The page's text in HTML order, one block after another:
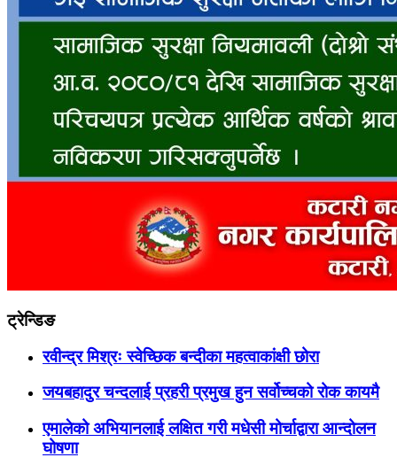
ट्रेन्डिङ
रवीन्द्र मिश्रः स्वेच्छिक बन्दीका महत्वाकांक्षी छोरा
जयबहादुर चन्दलाई प्रहरी प्रमुख हुन सर्वोच्चको रोक कायमै
एमालेको अभियानलाई लक्षित गरी मधेसी मोर्चाद्वारा आन्दोलन
घोषणा